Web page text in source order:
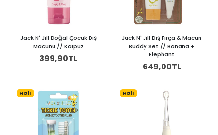
Jack N' Jill Doğal Çocuk Diş
Macunu // Karpuz
399,90TL
Jack N' Jill Diş Fırça & Macun
Buddy Set // Banana +
Elephant
649,00TL
Hızlı Hızlı